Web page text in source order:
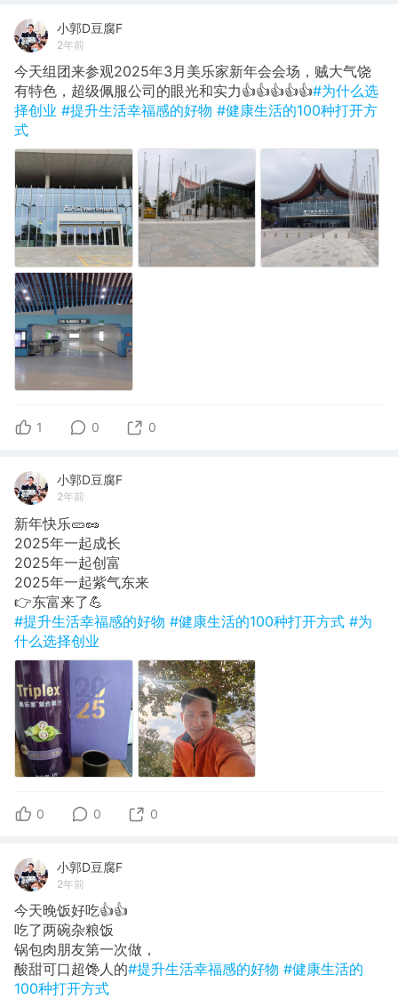
小郭D豆腐F
2年前
今天组团来参观2025年3月美乐家新年会会场，贼大气饶
有特色，超级佩服公司的眼光和实力👍👍👍👍👍#为什么选
择创业 #提升生活幸福感的好物 #健康生活的100种打开方
式
1 0 0
小郭D豆腐F
2年前
新年快乐🥒🥜
2025年一起成长
​2025年一起创富
​2025年一起紫气东来
👉​东富来了💪
#提升生活幸福感的好物 #健康生活的100种打开方式 #为
什么选择创业
0 0 0
小郭D豆腐F
2年前
今天晚饭好吃👍👍
​吃了两碗杂粮饭
​锅包肉朋友第一次做，
酸甜可口超馋人的#提升生活幸福感的好物 #健康生活的
100种打开方式